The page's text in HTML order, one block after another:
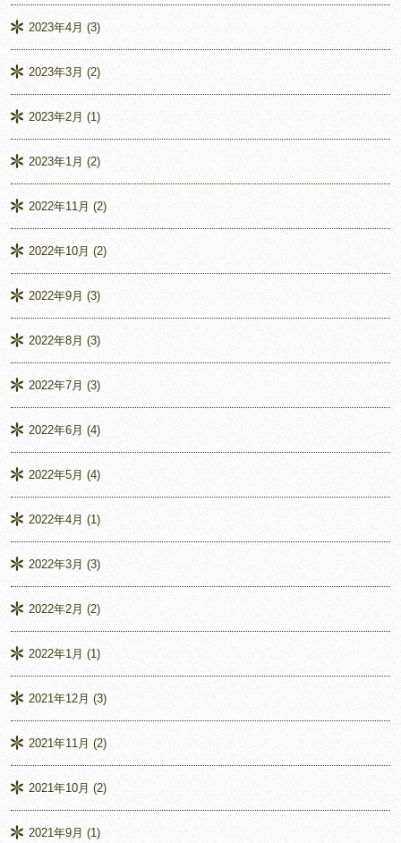
2023年4月 (3)
2023年3月 (2)
2023年2月 (1)
2023年1月 (2)
2022年11月 (2)
2022年10月 (2)
2022年9月 (3)
2022年8月 (3)
2022年7月 (3)
2022年6月 (4)
2022年5月 (4)
2022年4月 (1)
2022年3月 (3)
2022年2月 (2)
2022年1月 (1)
2021年12月 (3)
2021年11月 (2)
2021年10月 (2)
2021年9月 (1)